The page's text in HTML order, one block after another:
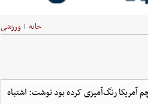
خانه | ورزشی
رنگ‌آمیزی کرده بود نوشت: اشتباه